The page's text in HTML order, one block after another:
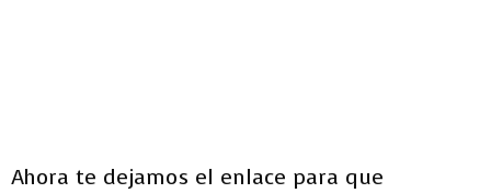
Ahora te dejamos el enlace para que